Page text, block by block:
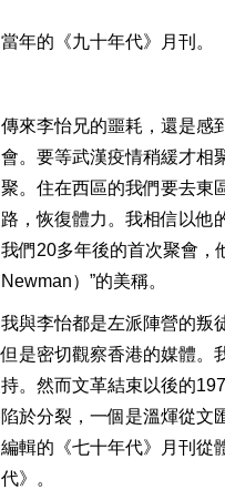
當年的《九十年代》月刊。
傳來李怡兄的噩耗，還是感
會。要等武漢疫情稍緩才相
聚。住在西區的我們要去東
路，恢復體力。我相信以他
我們20多年後的首次聚會，
Newman）”的美稱。
我與李怡都是左派陣營的叛
但是密切觀察香港的媒體。
持。然而文革結束以後的
陷於分裂，一個是溫煇從文
編輯的《七十年代》月刊從
代》。